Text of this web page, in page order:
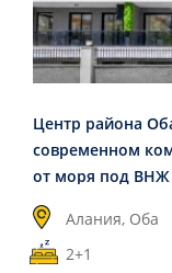
Центр района
современном
от моря под ВНЖ
Алания, Оба
2+1